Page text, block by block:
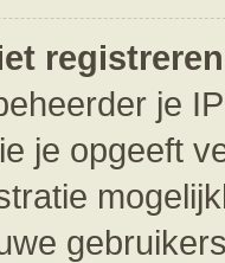
je
je opgeeft